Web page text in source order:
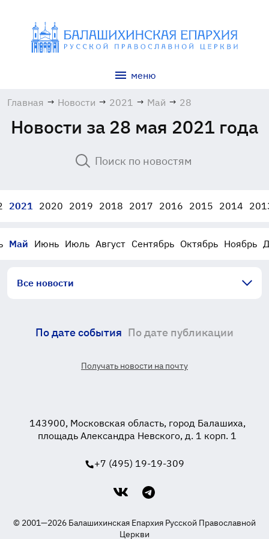
меню
Главная → Новости → 2021 → Май → 28
Новости за 28 мая 2021 года
2021 2020 2019 2018 2017 2016 2015 2014
Май Июнь Июль Август Сентябрь Октябрь Ноябрь
Все новости
По дате события По дате публикации
Получать новости на почту
143900, Московская область, город Балашиха,
площадь Александра Невского, д. 1 корп. 1
+7 (495) 19-19-309
© 2001—2026 Балашихинская Епархия Русской Православной
Церкви